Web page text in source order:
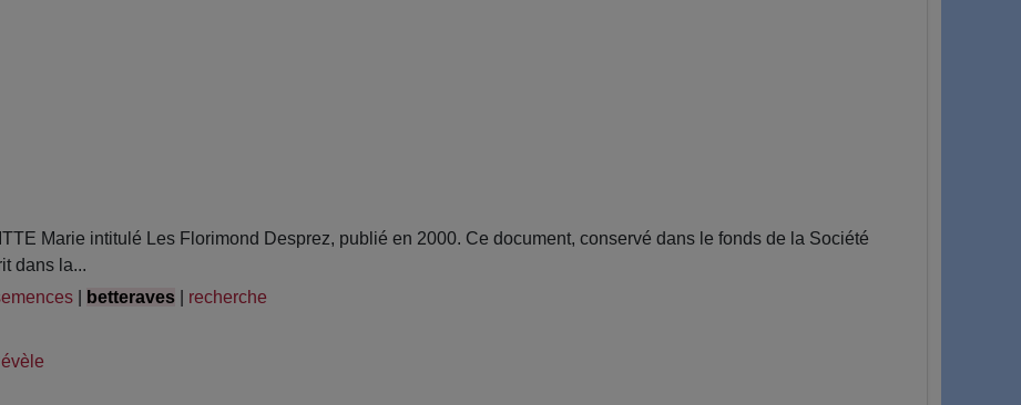
Marie intitulé Les Florimond Desprez, publié en 2000. Ce document, conservé dans le fonds de la Société
dans la...
betteraves
recherche